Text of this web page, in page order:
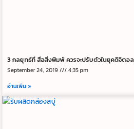
3 กลยุทธ์ที่ สื่อสิ่งพิมพ์ ควรจะปรับตัวในยุคดิจิตอล
September 24, 2019
4:35 pm
อ่านเพิ่ม »